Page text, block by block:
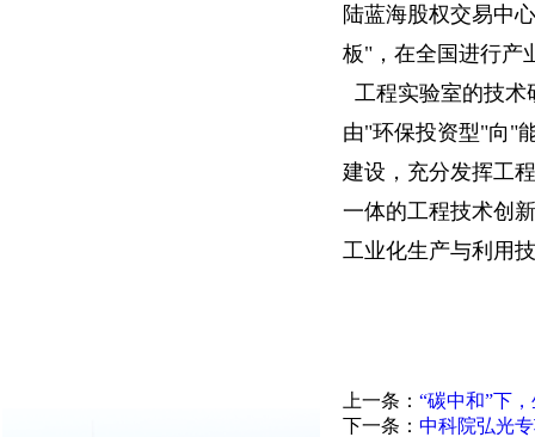
陆蓝海股权交易中
板"，在全国进行产
工程实验室的技术
由"环保投资型"向"
建设，充分发挥工
一体的工程技术创
工业化生产与利用
上一条： “碳中和”下
下一条： 中科院弘光